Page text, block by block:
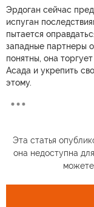
Эрдоган сейчас
испуган
пытается
западные партнеры
понятны, она
Асада и укрепить
этому.
Эта статья
она недоступна